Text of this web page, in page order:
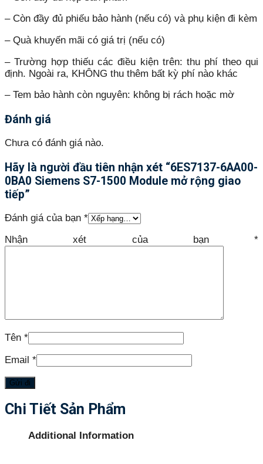
– Còn đầy đủ phiếu bảo hành (nếu có) và phụ kiện đi kèm
– Quà khuyến mãi có giá trị (nếu có)
– Trường hợp thiếu các điều kiện trên: thu phí theo qui
định. Ngoài ra, KHÔNG thu thêm bất kỳ phí nào khác
– Tem bảo hành còn nguyên: không bị rách hoặc mờ
Đánh giá
Chưa có đánh giá nào.
Hãy là người đầu tiên nhận xét “6ES7137-6AA00-
0BA0 Siemens S7-1500 Module mở rộng giao
tiếp”
Đánh giá của bạn *
Nhận xét của bạn *
Tên *
Email *
Chi Tiết Sản Phẩm
Additional Information